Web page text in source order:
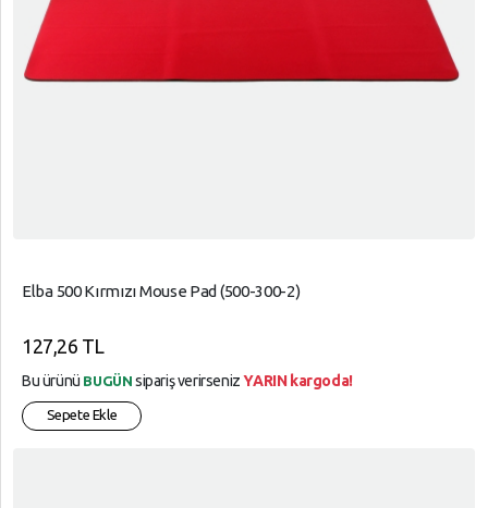
Elba 500 Kırmızı Mouse Pad (500-300-2)
127,26 TL
Bu ürünü BUGÜN sipariş verirsenizYARIN kargoda!
Sepete Ekle